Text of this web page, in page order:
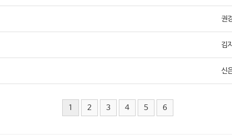
권
김
신
1 2 3 4 5 6